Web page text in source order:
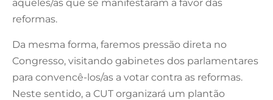
aqueles/as que se manifestaram a favor das
reformas.
Da mesma forma, faremos pressão direta no
Congresso, visitando gabinetes dos parlamentares
para convencê-los/as a votar contra as reformas.
Neste sentido, a CUT organizará um plantão